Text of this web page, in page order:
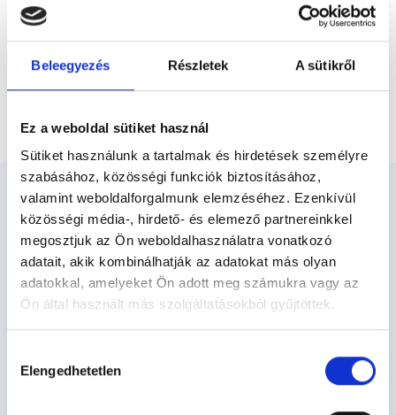
Beleegyezés Részletek A sütikről
Ez a weboldal sütiket használ
Sütiket használunk a tartalmak és hirdetések személyre
szabásához, közösségi funkciók biztosításához,
valamint weboldalforgalmunk elemzéséhez. Ezenkívül
közösségi média-, hirdető- és elemező partnereinkkel
megosztjuk az Ön weboldalhasználatra vonatkozó
adatait, akik kombinálhatják az adatokat más olyan
adatokkal, amelyeket Ön adott meg számukra vagy az
Ön által használt más szolgáltatásokból gyűjtöttek.
szabályzat:https://foglaljorvost.hu/info/foglaljorvost-
kiválasztása
Elengedhetetlen
és szakorvosjelölt esetén.
Főoldal Diabetológus Budapest, XVII. kerület
Diabetológus Budapest, XVII.
kerület - Diabetológia
Diabetológia TERÜLETHEZ KAPCSOLÓDÓ
SZAKTERÜLETEK